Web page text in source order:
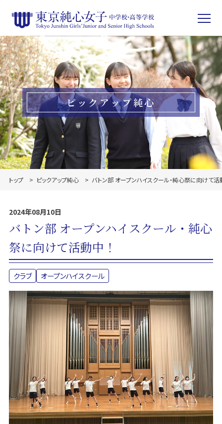
ピックアップ純心
トップ ピックアップ純心 バトン部 オープンハイスクール・純心祭に向けて活
2024年08月10日
バトン部 オープンハイスクール・純心
祭に向けて活動中！
クラブ オープンハイスクール